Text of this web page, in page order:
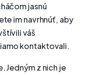
jasnú
im navrhnúť, aby
váš
kontaktovali.
Jedným z nich je